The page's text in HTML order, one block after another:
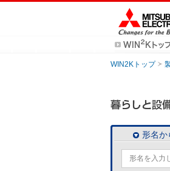
WIN2Kトップ
形名か